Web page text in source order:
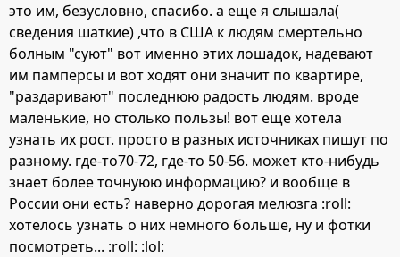
это им, безусловно, спасибо. а еще я слышала(
сведения шаткие) ,что в США к людям смертельно
болным "суют" вот именно этих лошадок, надевают
им памперсы и вот ходят они значит по квартире,
"раздаривают" последнюю радость людям. вроде
маленькие, но столько пользы! вот еще хотела
узнать их рост. просто в разных источниках пишут по
разному. где-то70-72, где-то 50-56. может кто-нибудь
знает более точнуюю информацию? и вообще в
России они есть? наверно дорогая мелюзга :roll:
хотелось узнать о них немного больше, ну и фотки
посмотреть... :roll: :lol: